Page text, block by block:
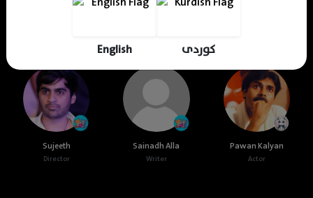
English کوردی Cast & Crew
Sujeeth
Director
Sainadh Alla
Writer
Pawan Kalyan
Actor